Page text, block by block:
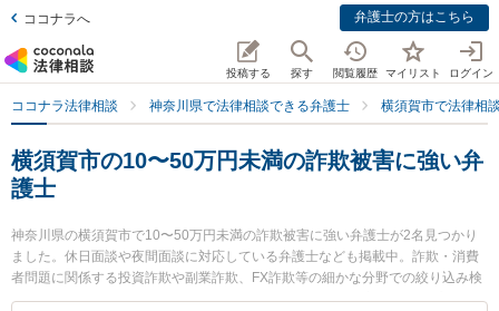
ココナラへ 弁護士の方はこちら
投稿する 探す 閲覧履歴 マイリスト ログイン
ココナラ法律相談 神奈川県で法律相談できる弁護士 横須賀市で法律相
横須賀市の10〜50万円未満の詐欺被害に強い弁
護士
神奈川県の横須賀市で10〜50万円未満の詐欺被害に強い弁護士が2名見つかり
ました。休日面談や夜間面談に対応している弁護士なども掲載中。詐欺・消費
者問題に関係する投資詐欺や副業詐欺、FX詐欺等の細かな分野での絞り込み検
索もでき便利です。特に湘南よこすか法律事務所の畑中 優宏弁護士やプレミア